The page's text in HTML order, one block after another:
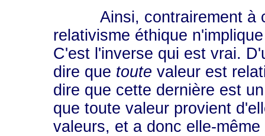
Ainsi, contrairement à ce
relativisme éthique
C'est l'inverse qui est vrai.
dire que toute valeur est
dire que cette dernière est
que toute valeur provient
valeurs, et a donc elle-